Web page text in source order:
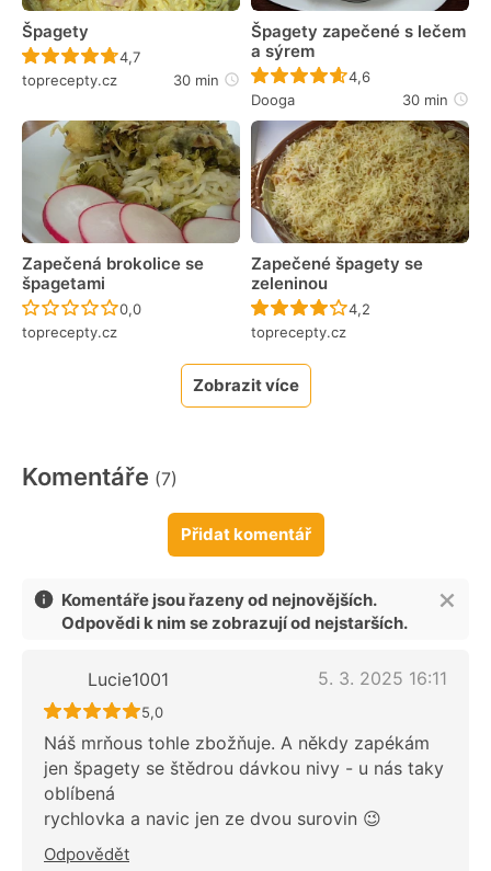
Špagety
Recept ještě nebyl hodnocen
4,7
toprecepty.cz
30 min
Špagety zapečené s lečem
a sýrem
Recept ještě nebyl
4,6
Dooga
30 min
Zapečená brokolice se
špagetami
Recept ještě nebyl hodnocen
0,0
toprecepty.cz
Zapečené špagety se
zeleninou
Recept ještě nebyl
4,2
toprecepty.cz
Zobrazit více
Komentáře (7)
Přidat komentář
Komentáře jsou řazeny od nejnovějších.
Odpovědi k nim se zobrazují od nejstarších.
Lucie1001 5. 3. 2025 16:11
Recept ještě nebyl hodnocen
5,0
Náš mrňous tohle zbožňuje. A někdy zapékám
jen špagety se štědrou dávkou nivy - u nás taky
oblíbená
rychlovka a navic jen ze dvou surovin 😉
Odpovědět